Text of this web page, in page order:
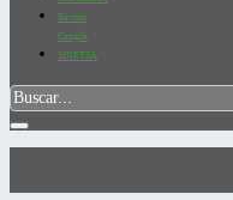
Revista
Cangüé
SINETSA